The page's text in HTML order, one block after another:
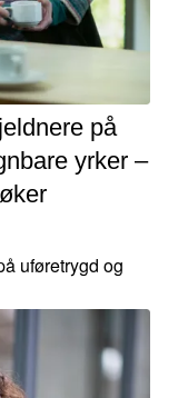
på
yrker –
uføretrygd og